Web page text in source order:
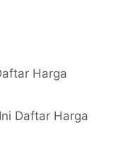
Harga
Daftar Harga